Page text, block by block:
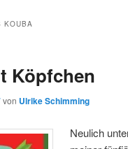
KOUBA
Köpfchen
von Ulrike Schimming
Neulich